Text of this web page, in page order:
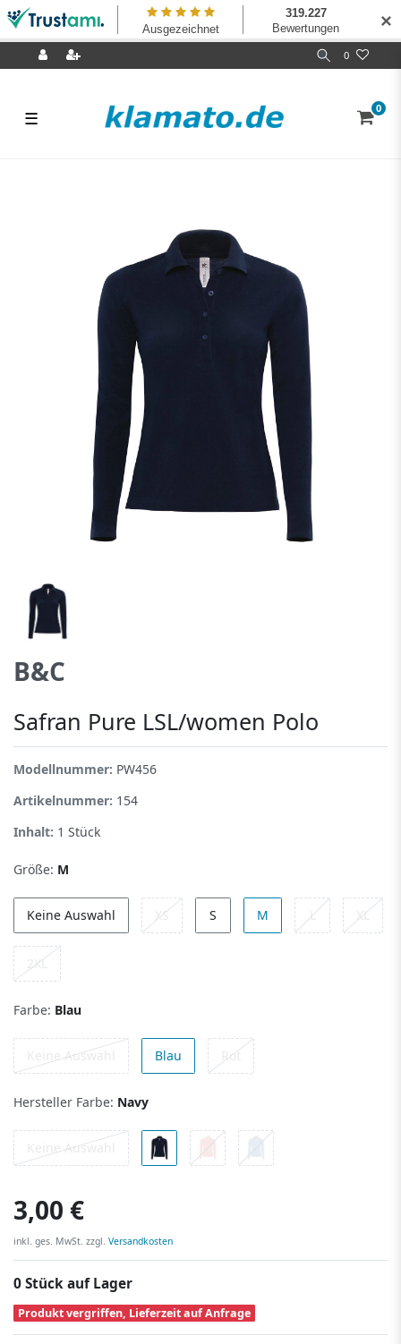
0
☰ 0
B&C
Safran Pure LSL/women Polo
Modellnummer: PW456
Artikelnummer: 154
Inhalt: 1 Stück
Größe: M
Keine Auswahl XS S M L XL
2XL
Farbe: Blau
Keine Auswahl Blau Rot
Hersteller Farbe: Navy
Keine Auswahl
3,00 €
inkl. ges. MwSt. zzgl. Versandkosten
0 Stück auf Lager
Produkt vergriffen, Lieferzeit auf Anfrage
✕